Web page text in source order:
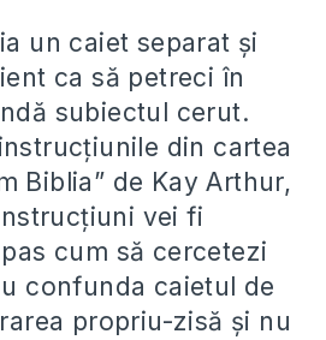
un caiet separat și
ca să petreci în
subiectul cerut.
din cartea
Biblia” de Kay Arthur,
vei fi
cum să cercetezi
confunda caietul de
propriu-zisă și nu